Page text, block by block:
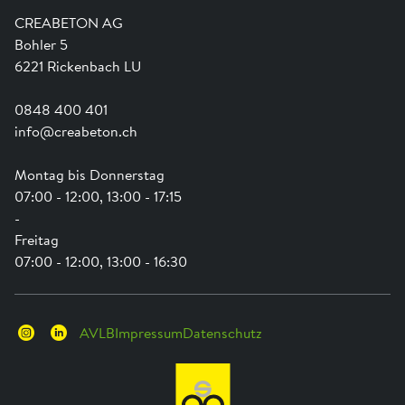
CREABETON AG
Bohler 5
6221 Rickenbach LU
0848 400 401
info@creabeton.ch
Montag bis Donnerstag
07:00 - 12:00, 13:00 - 17:15
-
Freitag
07:00 - 12:00, 13:00 - 16:30
Ausbildung
Shop Hilfe
Anwendungsunterstützung
Newsletter
Engagement
Swissness
Schwammstadt
AVLBImpressumDatenschutz